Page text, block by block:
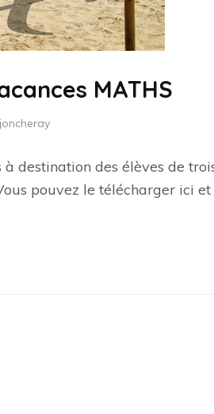
MATHS
à destination des élèves de
pouvez le télécharger ici